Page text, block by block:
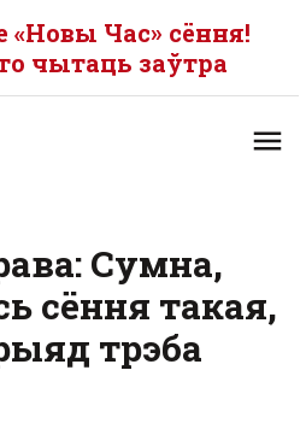
Час» сёння!
чытаць заўтра
Сумна,
сёння такая,
трэба